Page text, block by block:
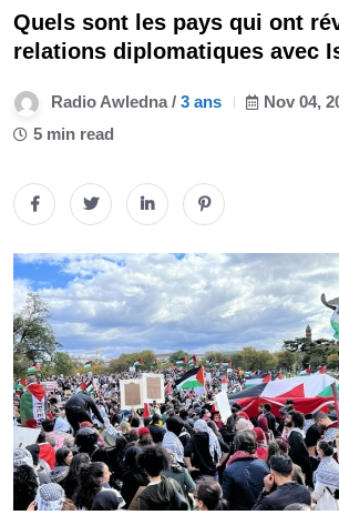
Quels sont les pays qui ont
relations diplomatiques avec
Radio Awledna / 3 ans Nov 04,
5 min read